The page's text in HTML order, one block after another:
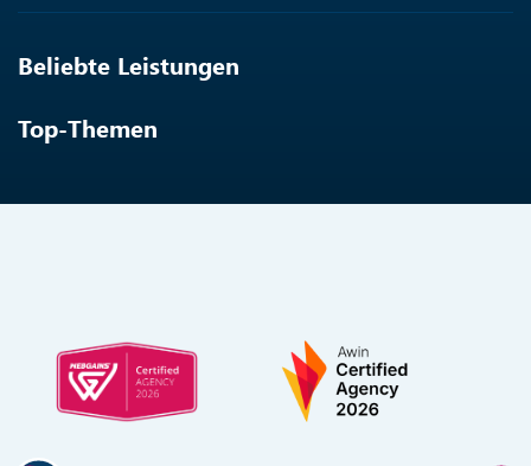
Beliebte Leistungen
Top-Themen